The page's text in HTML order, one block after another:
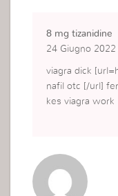
8 mg tizanidine
24 Giugno 2022
viagra dick
nafil otc [/url]
kes viagra work